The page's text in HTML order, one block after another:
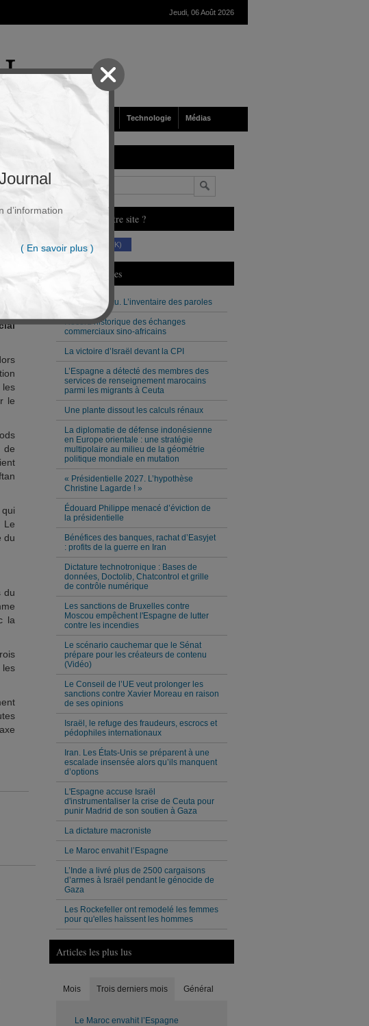
Jeudi, 06 Août 2026
Société Technologie Médias
le
de
Le
du
du
la
les
Vous aimez notre site ?
(230 K)
Derniers Articles
Xavier Moreau. L’inventaire des paroles
Record historique des échanges
commerciaux sino-africains
La victoire d’Israël devant la CPI
L’Espagne a détecté des membres des
services de renseignement marocains
parmi les migrants à Ceuta
Une plante dissout les calculs rénaux
La diplomatie de défense indonésienne
en Europe orientale : une stratégie
multipolaire au milieu de la géométrie
politique mondiale en mutation
« Présidentielle 2027. L’hypothèse
Christine Lagarde ! »
Édouard Philippe menacé d’éviction de
la présidentielle
Bénéfices des banques, rachat d’Easyjet
: profits de la guerre en Iran
Dictature technotronique : Bases de
données, Doctolib, Chatcontrol et grille
de contrôle numérique
Les sanctions de Bruxelles contre
Moscou empêchent l'Espagne de lutter
contre les incendies
Le scénario cauchemar que le Sénat
prépare pour les créateurs de contenu
(Vidéo)
Le Conseil de l’UE veut prolonger les
sanctions contre Xavier Moreau en raison
de ses opinions
Israël, le refuge des fraudeurs, escrocs et
pédophiles internationaux
Iran. Les États-Unis se préparent à une
escalade insensée alors qu’ils manquent
d’options
L'Espagne accuse Israël
d'instrumentaliser la crise de Ceuta pour
punir Madrid de son soutien à Gaza
La dictature macroniste
Le Maroc envahit l’Espagne
L’Inde a livré plus de 2500 cargaisons
d’armes à Israël pendant le génocide de
Gaza
Les Rockefeller ont remodelé les femmes
pour qu'elles haïssent les hommes
Articles les plus lus
Mois Trois derniers mois Général
Le Maroc envahit l’Espagne
d’information
( En savoir plus )